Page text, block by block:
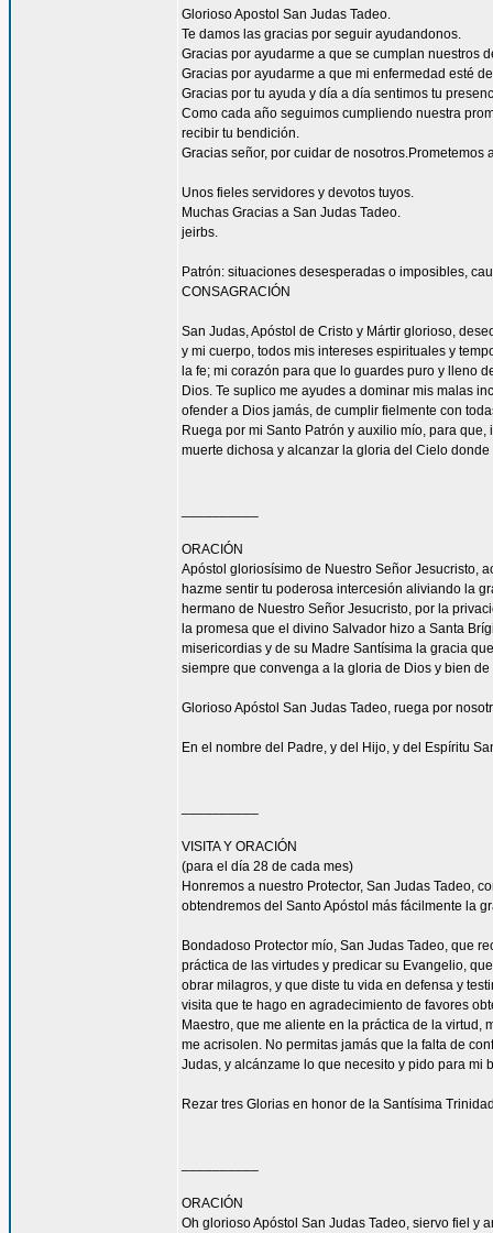
Glorioso Apostol San Judas Tadeo.
Te damos las gracias por seguir ayudandonos.
Gracias por ayudarme a que se cumplan nuestros
Gracias por ayudarme a que mi enfermedad esté
Gracias por tu ayuda y día a día sentimos tu
Como cada año seguimos cumpliendo nuestra
recibir tu bendición.
Gracias señor, por cuidar de
Unos fieles servidores y devotos tuyos.
Muchas Gracias a San Judas Tadeo.
jeirbs.
Patrón: situaciones desesperadas o imposibles,
CONSAGRACIÓN
San Judas, Apóstol de Cristo y Mártir glorioso,
y mi cuerpo, todos mis intereses espirituales y
la fe; mi corazón para que lo guardes puro y lleno
Dios. Te suplico me ayudes a dominar mis malas
ofender a Dios jamás, de cumplir fielmente con
Ruega por mi Santo Patrón y auxilio mío, para
muerte dichosa y alcanzar la gloria del Cielo
ORACIÓN
Apóstol gloriosísimo de Nuestro Señor Jesucristo,
hazme sentir tu poderosa intercesión aliviando la
hermano de Nuestro Señor Jesucristo, por la
la promesa que el divino Salvador hizo a Santa
misericordias y de su Madre Santísima la gracia
siempre que convenga a la gloria de Dios y bien de
Glorioso Apóstol San Judas Tadeo, ruega por
En el nombre del Padre, y del Hijo, y del Espíritu
VISITA Y ORACIÓN
(para el día 28 de cada mes)
Honremos a nuestro Protector, San Judas Tadeo,
obtendremos del Santo Apóstol más fácilmente la
Bondadoso Protector mío, San Judas Tadeo, que
práctica de las virtudes y predicar su Evangelio,
obrar milagros, y que diste tu vida en defensa y
visita que te hago en agradecimiento de favores
Maestro, que me aliente en la práctica de la
me acrisolen. No permitas jamás que la falta de
Judas, y alcánzame lo que necesito y pido para mi
Rezar tres Glorias en honor de la Santísima
ORACIÓN
Oh glorioso Apóstol San Judas Tadeo, siervo fiel y